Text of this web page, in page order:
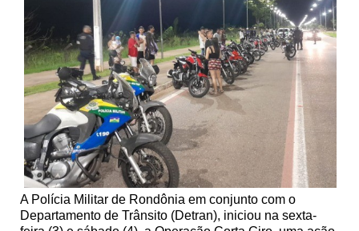
A Polícia Militar de Rondônia em conjunto com o
Departamento de Trânsito (Detran), iniciou na sexta-